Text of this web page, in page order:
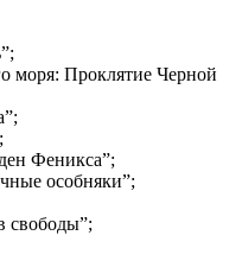
моря: Проклятие Черной
Феникса”;
особняки”;
свободы”;